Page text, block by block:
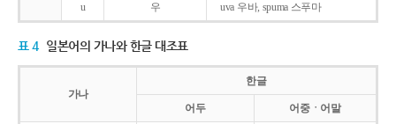
u 우 uva 우바, spuma 스푸마
표 4 일본어의 가나와 한글 대조표
가나
한글
어두 어중ㆍ어말